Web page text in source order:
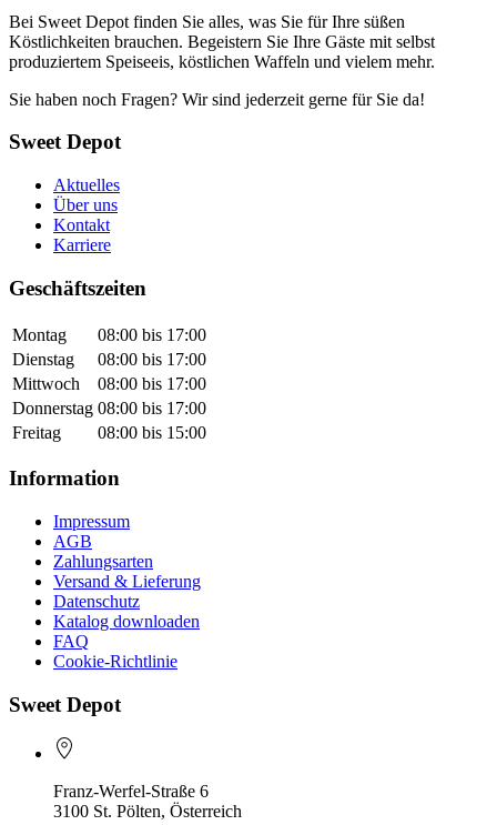
Bei Sweet Depot finden Sie alles, was Sie für Ihre süßen
Köstlichkeiten brauchen. Begeistern Sie Ihre Gäste mit selbst
produziertem Speiseeis, köstlichen Waffeln und vielem mehr.
Sie haben noch Fragen? Wir sind jederzeit gerne für Sie da!
Sweet Depot
Aktuelles
Über uns
Kontakt
Karriere
Geschäftszeiten
Montag
08:00 bis 17:00
Dienstag
08:00 bis 17:00
Mittwoch
08:00 bis 17:00
Donnerstag 08:00 bis 17:00
Freitag
08:00 bis 15:00
Information
Impressum
AGB
Zahlungsarten
Versand & Lieferung
Datenschutz
Katalog downloaden
FAQ
Cookie-Richtlinie
Sweet Depot
Franz-Werfel-Straße 6
3100 St. Pölten, Österreich